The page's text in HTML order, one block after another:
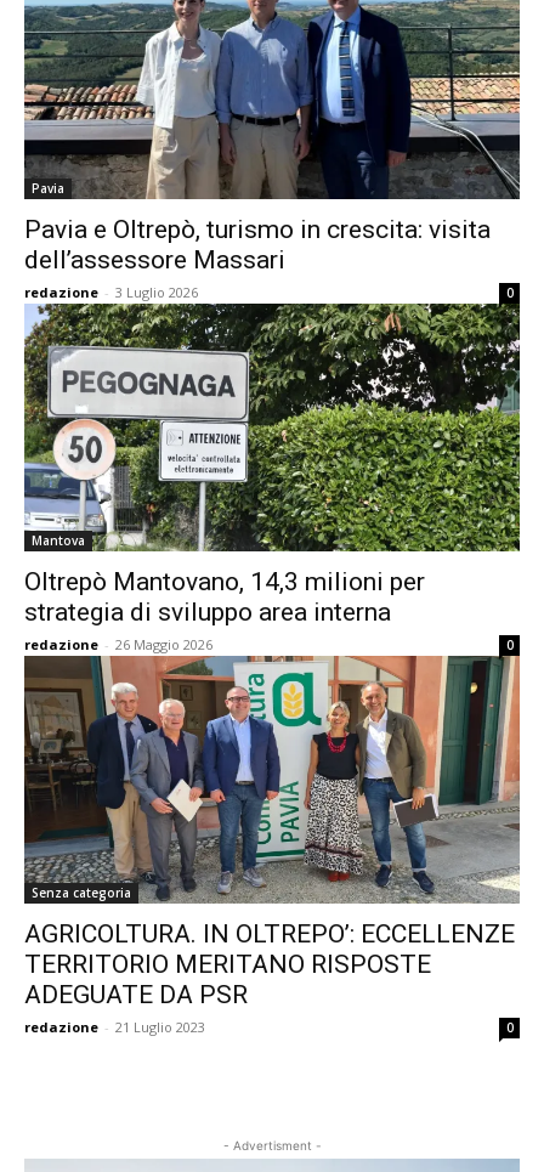
Pavia
Pavia e Oltrepò, turismo in crescita: visita
dell’assessore Massari
redazione - 3 Luglio 2026 0
Mantova
Oltrepò Mantovano, 14,3 milioni per
strategia di sviluppo area interna
redazione - 26 Maggio 2026 0
Senza categoria
AGRICOLTURA. IN OLTREPO’: ECCELLENZE
TERRITORIO MERITANO RISPOSTE
ADEGUATE DA PSR
redazione - 21 Luglio 2023 0
- Advertisment -